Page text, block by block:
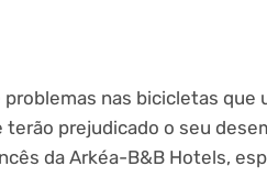
nas bicicletas que
prejudicado o seu
da Arkéa-B&B Hotels,